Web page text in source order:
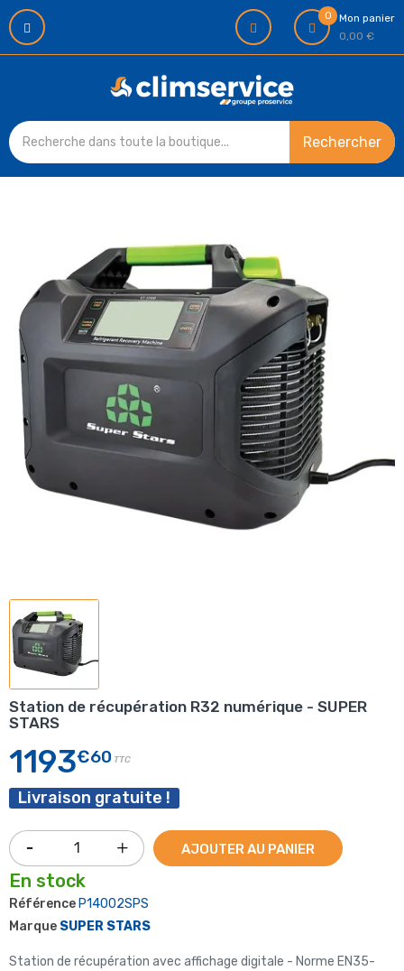
0
Mon panier
0,00 €
Rechercher
Station de récupération R32 numérique - SUPER
STARS
1193€60 TTC
Livraison gratuite !
AJOUTER AU PANIER
En stock
Référence P14002SPS
Marque SUPER STARS
Station de récupération avec affichage digitale - Norme EN35-